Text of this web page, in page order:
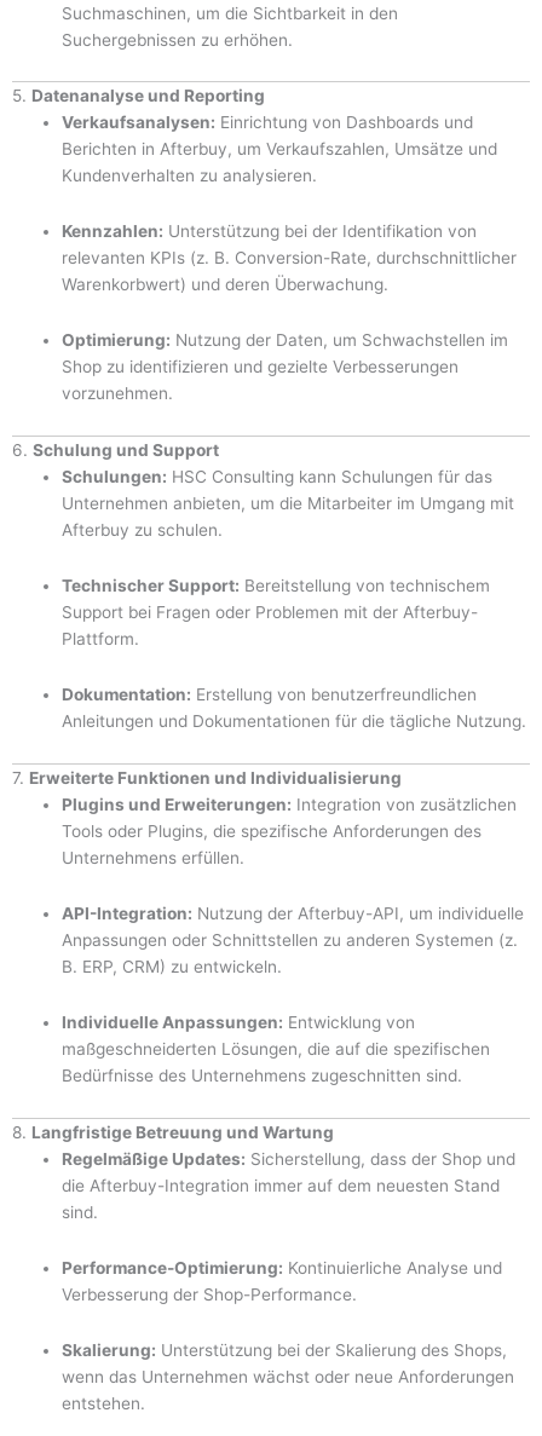
Suchmaschinen, um die Sichtbarkeit in den
Suchergebnissen zu erhöhen.
5. Datenanalyse und Reporting
Verkaufsanalysen: Einrichtung von Dashboards und
Berichten in Afterbuy, um Verkaufszahlen, Umsätze und
Kundenverhalten zu analysieren.
Kennzahlen: Unterstützung bei der Identifikation von
relevanten KPIs (z. B. Conversion-Rate, durchschnittlicher
Warenkorbwert) und deren Überwachung.
Optimierung: Nutzung der Daten, um Schwachstellen im
Shop zu identifizieren und gezielte Verbesserungen
vorzunehmen.
6. Schulung und Support
Schulungen: HSC Consulting kann Schulungen für das
Unternehmen anbieten, um die Mitarbeiter im Umgang mit
Afterbuy zu schulen.
Technischer Support: Bereitstellung von technischem
Support bei Fragen oder Problemen mit der Afterbuy-
Plattform.
Dokumentation: Erstellung von benutzerfreundlichen
Anleitungen und Dokumentationen für die tägliche Nutzung.
7. Erweiterte Funktionen und Individualisierung
Plugins und Erweiterungen: Integration von zusätzlichen
Tools oder Plugins, die spezifische Anforderungen des
Unternehmens erfüllen.
API-Integration: Nutzung der Afterbuy-API, um individuelle
Anpassungen oder Schnittstellen zu anderen Systemen (z.
B. ERP, CRM) zu entwickeln.
Individuelle Anpassungen: Entwicklung von
maßgeschneiderten Lösungen, die auf die spezifischen
Bedürfnisse des Unternehmens zugeschnitten sind.
8. Langfristige Betreuung und Wartung
Regelmäßige Updates: Sicherstellung, dass der Shop und
die Afterbuy-Integration immer auf dem neuesten Stand
sind.
Performance-Optimierung: Kontinuierliche Analyse und
Verbesserung der Shop-Performance.
Skalierung: Unterstützung bei der Skalierung des Shops,
wenn das Unternehmen wächst oder neue Anforderungen
entstehen.